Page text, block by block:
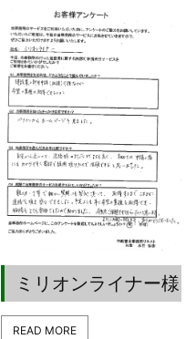
ミリオンライナー様
READ MORE